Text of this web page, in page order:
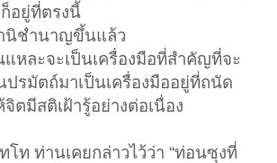
อยู่ที่ตรงนี้
นิชำนาญขึ้นแล้ว
หละจะเป็นเครื่องมือที่สำคัญที่จะ
รมัตถ์มาเป็นเครื่องมืออยู่ที่ถนัด
ตมีสติเฝ้ารู้อย่างต่อเนื่อง
โท ท่านเคยกล่าวไว้ว่า “ท่อนซุงที่